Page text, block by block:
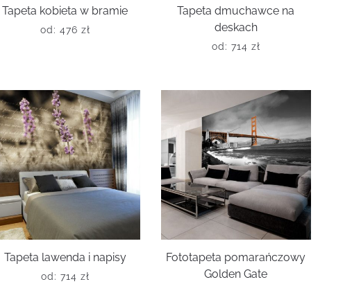
Tapeta kobieta w bramie
od: 476 zł
Tapeta dmuchawce na
deskach
od: 714 zł
Tapeta lawenda i napisy
od: 714 zł
Fototapeta pomarańczowy
Golden Gate